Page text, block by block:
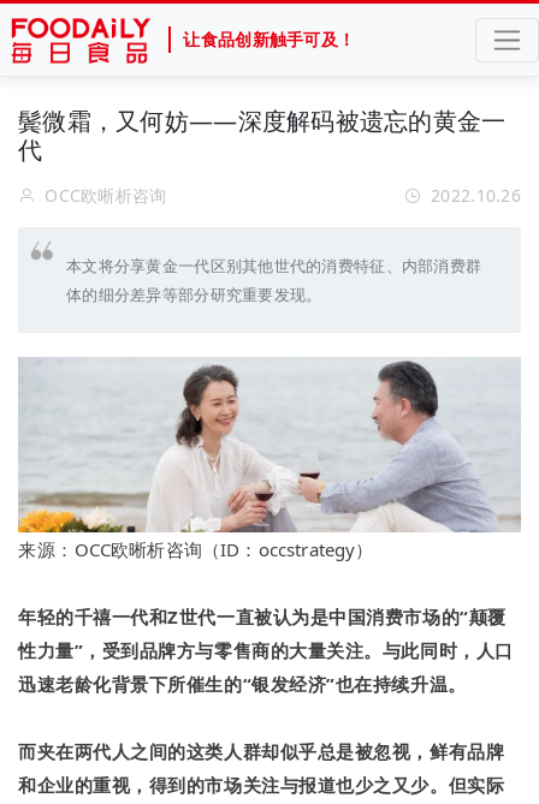
让食品创新触手可及！
鬓微霜，又何妨——深度解码被遗忘的黄金一
代
OCC欧晰析咨询 2022.10.26
本文将分享黄金一代区别其他世代的消费特征、内部消费群
体的细分差异等部分研究重要发现。
来源： OCC欧晰析咨询（ID： occstrategy）
年轻的千禧一代和Z世代一直被认为是中国消费市场的“颠覆
性力量” ，受到品牌方与零售商的大量关注。与此同时，人口
迅速老龄化背景下所催生的“银发经济”也在持续升温。
而夹在两代人之间的这类人群却似乎总是被忽视，鲜有品牌
和企业的重视，得到的市场关注与报道也少之又少。但实际